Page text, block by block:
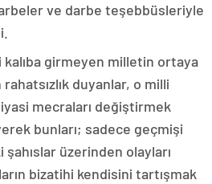
ve darbe teşebbüsleriyle
girmeyen milletin ortaya
duyanlar, o milli
mecraları değiştirmek
bunları; sadece geçmişi
üzerinden olayları
bizatihi kendisini tartışmak